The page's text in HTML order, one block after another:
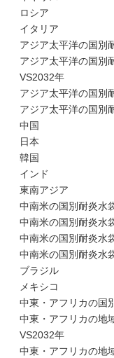
ロシア
イタリア
アジア太平洋の国別
アジア太平洋の国別
VS2032年
アジア太平洋の国別
アジア太平洋の国別
中国
日本
韓国
インド
東南アジア
中南米の国別耐炎水
中南米の国別耐炎水
中南米の国別耐炎水
中南米の国別耐炎水
ブラジル
メキシコ
中東・アフリカの国
中東・アフリカの地
VS2032年
中東・アフリカの地